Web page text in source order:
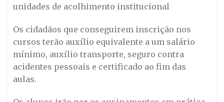
unidades de acolhimento institucional
Os cidadãos que conseguirem inscrição nos
cursos terão auxílio equivalente a um salário
mínimo, auxílio transporte, seguro contra
acidentes pessoais e certificado ao fim das
aulas.